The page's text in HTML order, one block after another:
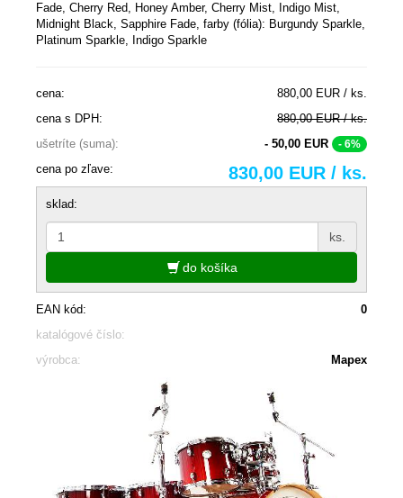
Fade, Cherry Red, Honey Amber, Cherry Mist, Indigo Mist,
Midnight Black, Sapphire Fade, farby (fólia): Burgundy Sparkle,
Platinum Sparkle, Indigo Sparkle
cena:
880,00 EUR / ks.
cena s DPH:
880,00 EUR / ks.
ušetríte (suma):
- 50,00 EUR - 6%
cena po zľave: 830,00 EUR / ks.
sklad:
ks.
do košíka
EAN kód:
0
katalógové číslo:
výrobca:
Mapex